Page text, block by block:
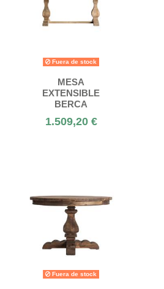
Fuera de stock
MESA
EXTENSIBLE
BERCA
1.509,20 €
Fuera de stock